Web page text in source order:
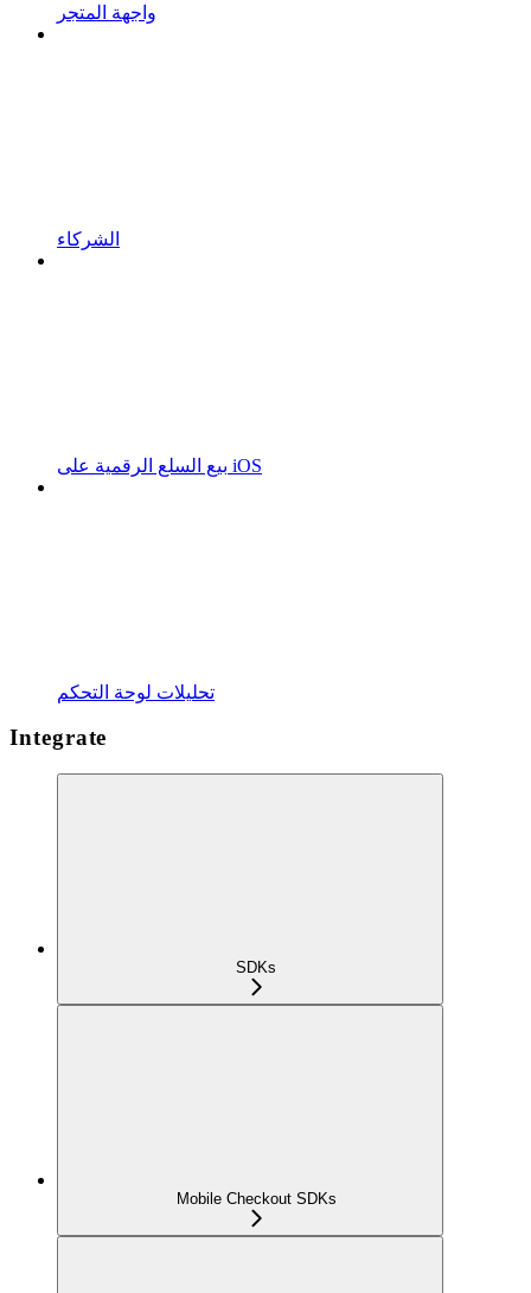
واجهة المتجر
الشركاء
بيع السلع الرقمية على iOS
تحليلات لوحة التحكم
Integrate
SDKs
Mobile Checkout SDKs